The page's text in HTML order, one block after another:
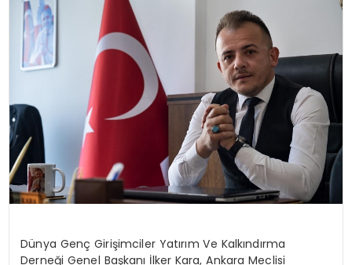
Dünya Genç Girişimciler Yatırım Ve Kalkındırma
Derneği Genel Başkanı İlker Kara, Ankara Meclisi